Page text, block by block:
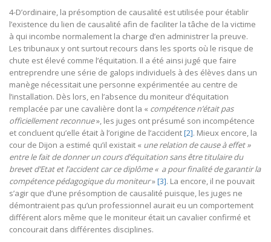
4-D’ordinaire, la présomption de causalité est utilisée pour établir
l’existence du lien de causalité afin de faciliter la tâche de la victime
à qui incombe normalement la charge d’en administrer la preuve.
Les tribunaux y ont surtout recours dans les sports où le risque de
chute est élevé comme l’équitation. Il a été ainsi jugé que faire
entreprendre une série de galops individuels à des élèves dans un
manège nécessitait une personne expérimentée au centre de
l’installation. Dès lors, en l’absence du moniteur d’équitation
remplacée par une cavalière dont la « compétence n’était pas
officiellement reconnue», les juges ont présumé son incompétence
et concluent qu’elle était à l’origine de l’accident[2]. Mieux encore, la
cour de Dijon a estimé qu’il existait « une relation de cause à effet »
entre le fait de donner un cours d’équitation sans être titulaire du
brevet d’Etat et l’accident car ce diplôme « a pour finalité de garantir la
compétence pédagogique du moniteur»[3]. La encore, il ne pouvait
s’agir que d’une présomption de causalité puisque, les juges ne
démontraient pas qu’un professionnel aurait eu un comportement
différent alors même que le moniteur était un cavalier confirmé et
concourait dans différentes disciplines.